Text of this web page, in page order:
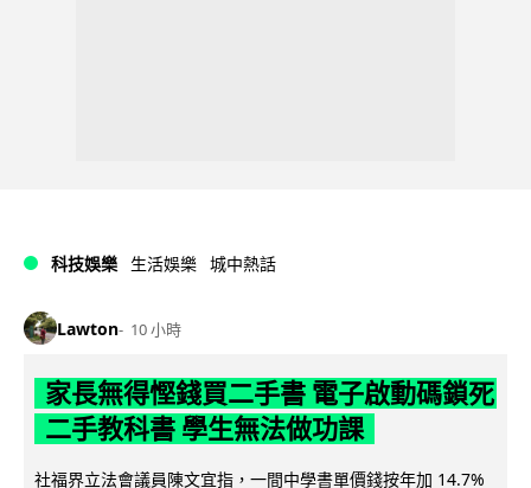
科技娛樂 生活娛樂 城中熱話
Lawton 10 小時
家長無得慳錢買二手書 電子啟動碼鎖死
二手教科書 學生無法做功課
社福界立法會議員陳文宜指，一間中學書單價錢按年加 14.7%